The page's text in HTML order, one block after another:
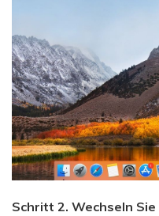
Schritt 2. Wechseln